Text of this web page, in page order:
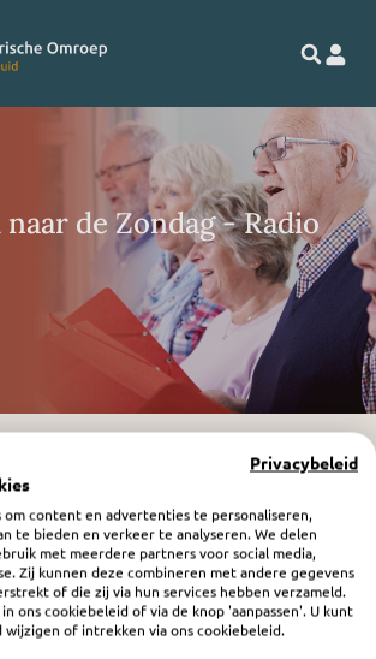
de Zondag - Radio
de Zondag
2025
Privacybeleid
om content en advertenties te personaliseren,
te bieden en verkeer te analyseren. We delen
met meerdere partners voor social media,
Zij kunnen deze combineren met andere gegevens
of die zij via hun services hebben verzameld.
ons cookiebeleid of via de knop 'aanpassen'. U kunt
of intrekken via ons cookiebeleid.